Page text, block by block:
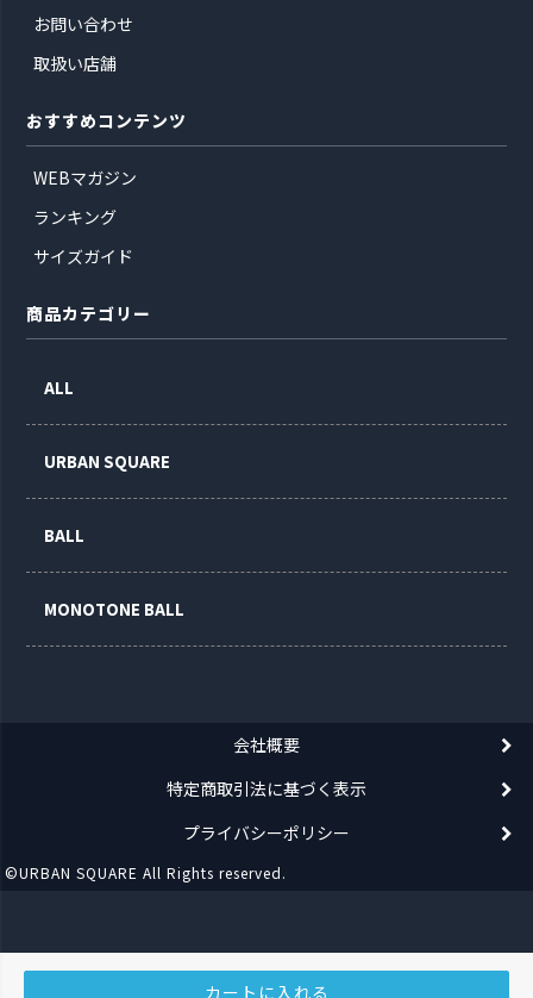
カートに入れる
お問い合わせ
取扱い店舗
おすすめコンテンツ
WEBマガジン
ランキング
サイズガイド
商品カテゴリー
ALL
URBAN SQUARE
BALL
MONOTONE BALL
会社概要
特定商取引法に基づく表示
プライバシーポリシー
©URBAN SQUARE All Rights reserved.